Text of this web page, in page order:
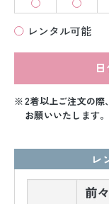
レンタル可能
2着以上ご注文の際、
お願いいたします。
レ